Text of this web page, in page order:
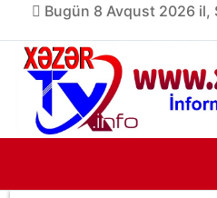
Bugün 8 Avqust 2026 il,